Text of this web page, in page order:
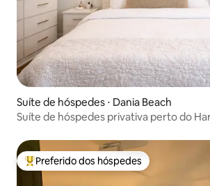
Suíte de hóspedes ⋅ Dania Beach
Suíte de hóspedes privativa perto do
Entre os melhores preferidos dos
Preferido dos hóspedes